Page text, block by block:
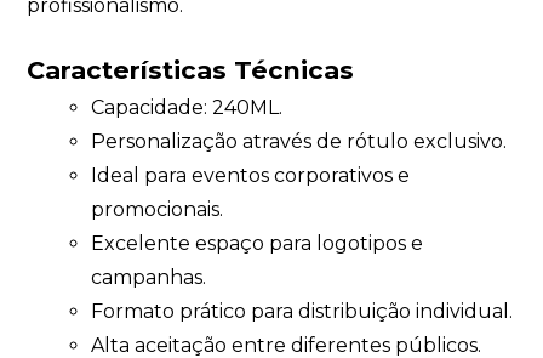
profissionalismo.
Características Técnicas
Capacidade: 240ML.
Personalização através de rótulo exclusivo.
Ideal para eventos corporativos e
promocionais.
Excelente espaço para logotipos e
campanhas.
Formato prático para distribuição individual.
Alta aceitação entre diferentes públicos.